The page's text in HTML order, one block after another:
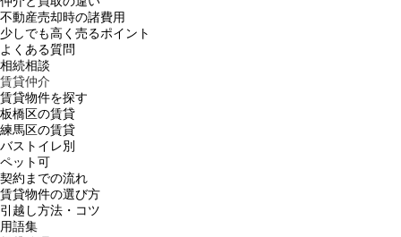
不動産売却時の諸費用
少しでも高く売るポイント
よくある質問
相続相談
賃貸仲介
賃貸物件を探す
板橋区の賃貸
練馬区の賃貸
バストイレ別
ペット可
契約までの流れ
賃貸物件の選び方
引越し方法・コツ
用語集